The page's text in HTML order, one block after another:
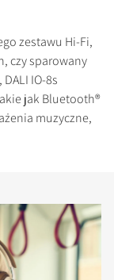
zestawu Hi-Fi,
czy sparowany
IO-8s
jak Bluetooth®
muzyczne,